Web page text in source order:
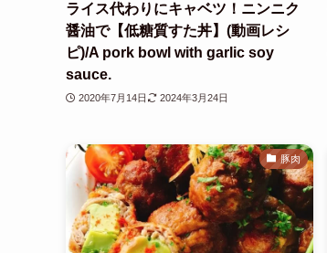
ライス代わりにキャベツ！ニンニク
醤油で【低糖質すた丼】(動画レシ
ピ)/A pork bowl with garlic soy
sauce.
2020年7月14日 2024年3月24日
豚肉